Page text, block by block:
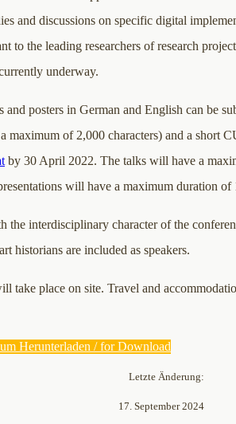
and discussions on specific digital
to the leading researchers of research
underway.
and posters in German and English can be
maximum of 2,000 characters) and a short
by 30 April 2022. The talks will have a
will have a maximum duration of
the interdisciplinary character of the
historians are included as speakers.
take place on site. Travel and
Herunterladen / for Download
Letzte Änderung:
17. September 2024